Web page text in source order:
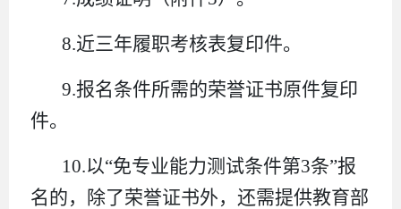
8.近三年履职考核表复印件。
9.报名条件所需的荣誉证书原件复印
件。
10.以“免专业能力测试条件第3条”报
名的，除了荣誉证书外，还需提供教育部